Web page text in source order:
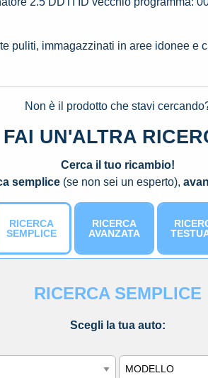
puliti, immagazzinati in aree idonee e
Non è il prodotto che stavi
FAI UN'ALTRA
Cerca il tuo ricambio!
semplice (se non sei un esperto),
RICERCA
SEMPLICE
RICERCA
AVANZATA
RICERCA SEMPLICE
Scegli la tua auto:
Modello